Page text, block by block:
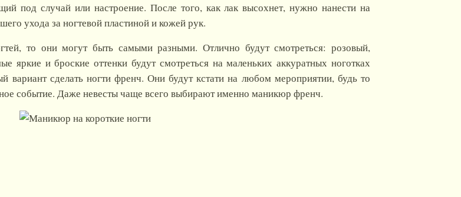
под случай или настроение. После того, как лак высохнет, нужно нанести на
ухода за ногтевой пластиной и кожей рук.
то они могут быть самыми разными. Отлично будут смотреться: розовый,
яркие и броские оттенки будут смотреться на маленьких аккуратных ноготках
сделать ногти френч. Они будут кстати на любом мероприятии, будь то
событие. Даже невесты чаще всего выбирают именно маникюр френч.